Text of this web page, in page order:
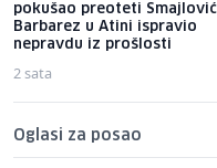
pokušao preoteti
Barbarez u Atini ispravio
nepravdu iz prošlosti
2 sata
Oglasi za posao